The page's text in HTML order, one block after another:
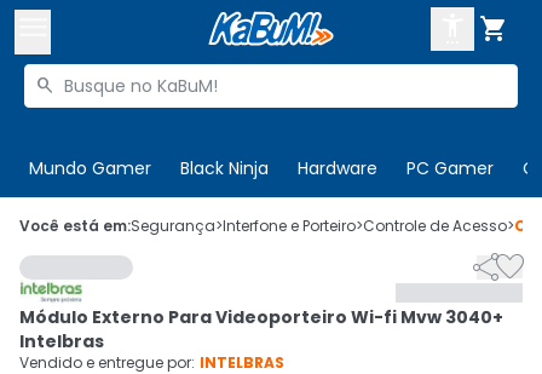

Buscar produtos

Mundo Gamer Black Ninja Hardware PC Gamer
 Olá. Acesse sua conta
 Departamentos
Cupons
CADASTRE-SE
Você está em:Segurança>Interfone e Porteiro>Controle de Acesso>

Módulo Externo Para Videoporteiro Wi-fi Mvw 3040+
Intelbras
Vendido e entregue por: INTELBRAS